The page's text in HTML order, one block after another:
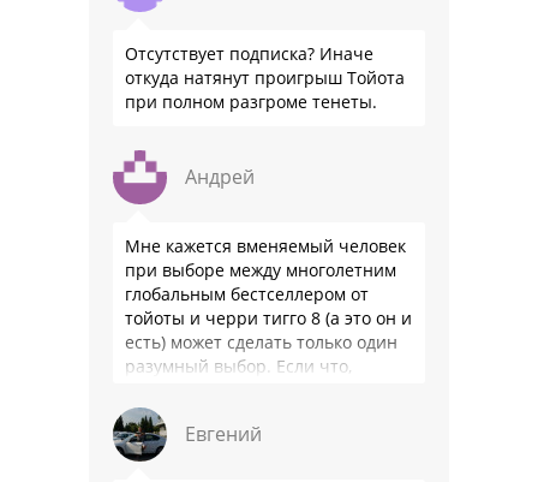
Отсутствует подписка? Иначе
откуда натянут проигрыш Тойота
при полном разгроме тенеты.
Андрей
Мне кажется вменяемый человек
при выборе между многолетним
глобальным бестселлером от
тойоты и черри тигго 8 (а это он и
есть) может сделать только один
разумный выбор. Если что,
Евгений